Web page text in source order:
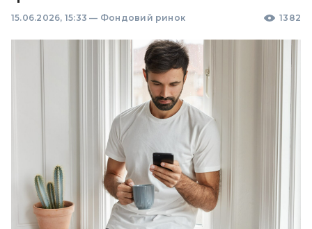
15.06.2026, 15:33 — Фондовий ринок 1382